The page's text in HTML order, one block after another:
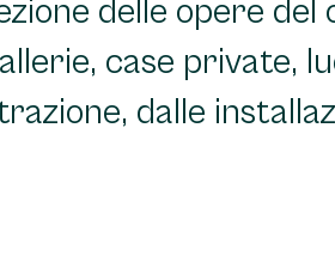
delle opere
case private,
dalle